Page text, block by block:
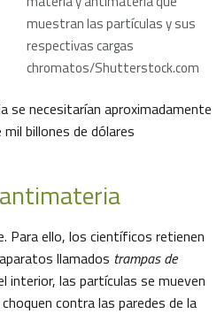
muestran las partículas y sus
respectivas cargas
chromatos/Shutterstock.com
se necesitarían aproximadamente
billones de dólares
Para ello, los científicos retienen
llamados trampas de
interior, las partículas se mueven
contra las paredes de la